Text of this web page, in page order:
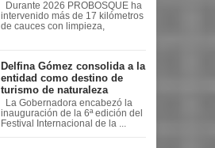
Durante 2026 PROBOSQUE ha
intervenido más de 17 kilómetros
de cauces con limpieza,
Delfina Gómez consolida a la
entidad como destino de
turismo de naturaleza
La Gobernadora encabezó la
inauguración de la 6ª edición del
Festival Internacional de la ...